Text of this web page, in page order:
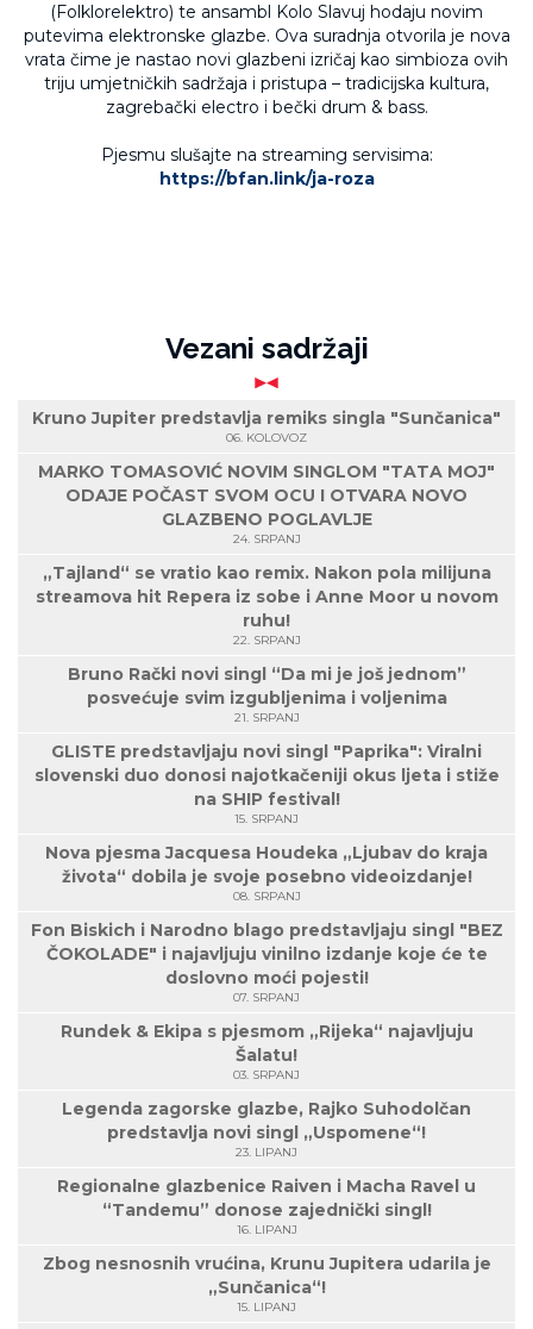
(Folklorelektro) te ansambl Kolo Slavuj hodaju novim
putevima elektronske glazbe. Ova suradnja otvorila je nova
vrata čime je nastao novi glazbeni izričaj kao simbioza ovih
triju umjetničkih sadržaja i pristupa – tradicijska kultura,
zagrebački electro i bečki drum & bass.
Pjesmu slušajte na streaming servisima:
https://bfan.link/ja-roza
Vezani sadržaji
Kruno Jupiter predstavlja remiks singla "Sunčanica"
06. KOLOVOZ
MARKO TOMASOVIĆ NOVIM SINGLOM "TATA MOJ"
ODAJE POČAST SVOM OCU I OTVARA NOVO
GLAZBENO POGLAVLJE
24. SRPANJ
„Tajland“ se vratio kao remix. Nakon pola milijuna
streamova hit Repera iz sobe i Anne Moor u novom
ruhu!
22. SRPANJ
Bruno Rački novi singl “Da mi je još jednom”
posvećuje svim izgubljenima i voljenima
21. SRPANJ
GLISTE predstavljaju novi singl "Paprika": Viralni
slovenski duo donosi najotkačeniji okus ljeta i stiže
na SHIP festival!
15. SRPANJ
Nova pjesma Jacquesa Houdeka „Ljubav do kraja
života“ dobila je svoje posebno videoizdanje!
08. SRPANJ
Fon Biskich i Narodno blago predstavljaju singl "BEZ
ČOKOLADE" i najavljuju vinilno izdanje koje će te
doslovno moći pojesti!
07. SRPANJ
Rundek & Ekipa s pjesmom „Rijeka“ najavljuju
Šalatu!
03. SRPANJ
Legenda zagorske glazbe, Rajko Suhodolčan
predstavlja novi singl „Uspomene“!
23. LIPANJ
Regionalne glazbenice Raiven i Macha Ravel u
“Tandemu” donose zajednički singl!
16. LIPANJ
Zbog nesnosnih vrućina, Krunu Jupitera udarila je
„Sunčanica“!
15. LIPANJ